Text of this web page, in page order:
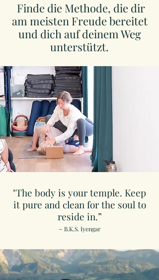
Finde die Methode, die dir
am meisten Freude bereitet
und dich auf deinem Weg
unterstützt.
"The body is your temple. Keep
it pure and clean for the soul to
reside in.”
~ B.K.S. Iyengar